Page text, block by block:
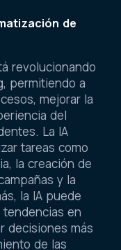
de
revolucionando
permitiendo a
mejorar la
del
La IA
tareas como
la creación de
y la
la IA puede
en
decisiones más
de las